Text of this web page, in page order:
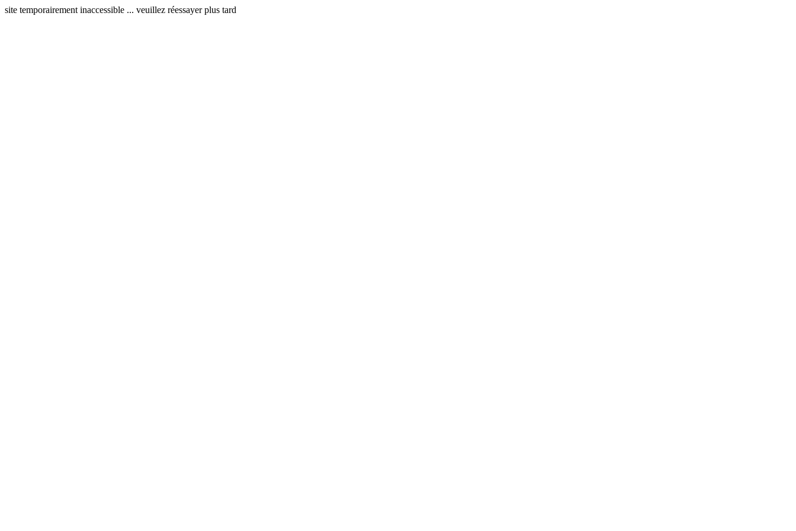
site temporairement inaccessible ... veuillez réessayer plus tard